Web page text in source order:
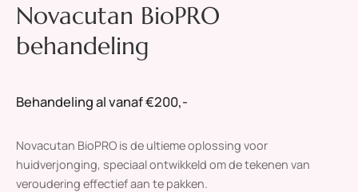
Novacutan BioPRO
behandeling
Behandeling al vanaf €200,-
Novacutan BioPRO is de ultieme oplossing voor
huidverjonging, speciaal ontwikkeld om de tekenen van
veroudering effectief aan te pakken.